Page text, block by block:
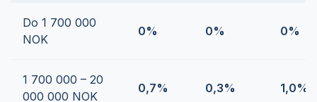
Do 1 700 000
NOK
0% 0% 0%
1 700 000 – 20
000 000 NOK
0,7% 0,3% 1,0%